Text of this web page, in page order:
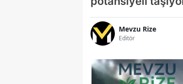
Mevzu Rize
Editör